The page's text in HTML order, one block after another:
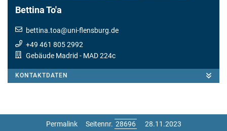
Bettina To'a
bettina.toa@uni-flensburg.de
+49 461 805 2992
Gebäude Madrid - MAD 224c
KONTAKTDATEN
Permalink Seitennr. 28.11.2023